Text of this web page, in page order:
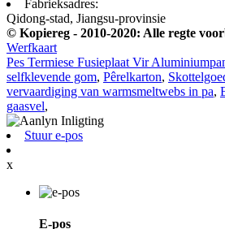
Fabrieksadres:
Qidong-stad, Jiangsu-provinsie
© Kopiereg - 2010-2020: Alle regte
Werfkaart
Pes Termiese Fusieplaat Vir
selfklevende gom, Pêrelkarton,
vervaardiging van warmsmeltwebs in pa,
gaasvel,
Stuur e-pos
x
E-pos